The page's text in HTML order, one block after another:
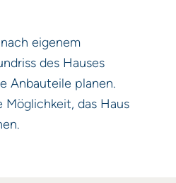
eigenem
des Hauses
Anbauteile planen.
das Haus